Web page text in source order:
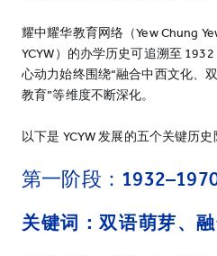
耀中耀华教育网络（Yew Chung
YCYW）的办学历史可追溯至
心动力始终围绕“融合中西文化、
教育”等维度不断深化。
以下是 YCYW 发展的五个关键历史
第一阶段：
关键词：双语萌芽、